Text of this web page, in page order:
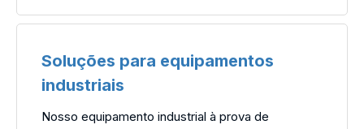
Soluções para equipamentos
industriais
Nosso equipamento industrial à prova de